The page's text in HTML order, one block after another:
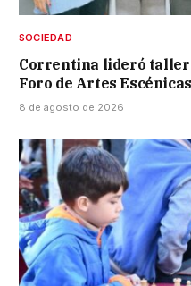
SOCIEDAD
Correntina lideró taller
Foro de Artes Escénicas
8 de agosto de 2026